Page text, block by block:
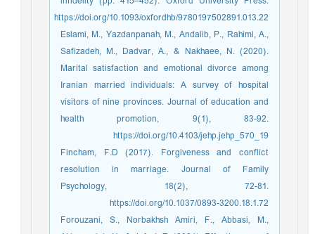
https://doi.org/10.1093/oxfordhb/9780197502891.013.22
Eslami, M., Yazdanpanah, M., Andalib, P., Rahimi, A.,
Safizadeh, M., Dadvar, A., & Nakhaee, N. (2020).
Marital satisfaction and emotional divorce among
Iranian married individuals: A survey of hospital
visitors of nine provinces. Journal of education and
health promotion, 9(1), 83-92.
https://doi.org/10.4103/jehp.jehp_570_19
Fincham, F.D (2017). Forgiveness and conflict
resolution in marriage. Journal of Family
Psychology, 18(2), 72-81.
https://doi.org/10.1037/0893-3200.18.1.72
Forouzani, S., Norbakhsh Amiri, F., Abbasi, M.,